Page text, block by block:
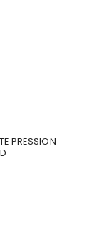
PRESSION